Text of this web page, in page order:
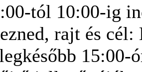
tól 10:00-ig
rajt és